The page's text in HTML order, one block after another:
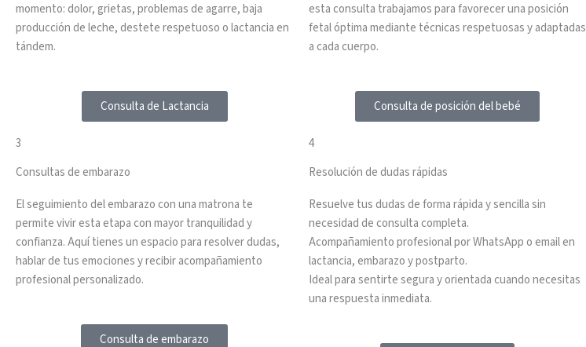
momento: dolor, grietas, problemas de agarre, baja
producción de leche, destete respetuoso o lactancia en
tándem.
Consulta de Lactancia
esta consulta trabajamos para favorecer una posición
fetal óptima mediante técnicas respetuosas y adaptadas
a cada cuerpo.
Consulta de posición del bebé
3
Consultas de embarazo
El seguimiento del embarazo con una matrona te
permite vivir esta etapa con mayor tranquilidad y
confianza. Aquí tienes un espacio para resolver dudas,
hablar de tus emociones y recibir acompañamiento
profesional personalizado.
Consulta de embarazo
4
Resolución de dudas rápidas
Resuelve tus dudas de forma rápida y sencilla sin
necesidad de consulta completa.
Acompañamiento profesional por WhatsApp o email en
lactancia, embarazo y postparto.
Ideal para sentirte segura y orientada cuando necesitas
una respuesta inmediata.